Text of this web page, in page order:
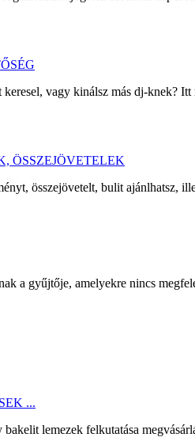
keresel, vagy kinálsz más dj-knek? Itt
ÖSSZEJÖVETELEK
összejövetelt, bulit ajánlhatsz,
a gyűjtője, amelyekre nincs
...
lemezek felkutatása